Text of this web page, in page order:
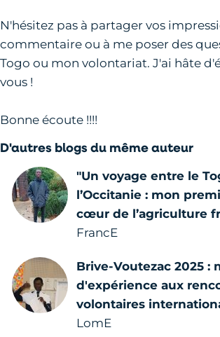
N'hésitez pas à partager vos
commentaire ou à me poser des
Togo ou mon volontariat. J'ai hâte
vous !
Bonne écoute !!!!
D'autres blogs du même auteur
"Un voyage entre le
l’Occitanie : mon
cœur de l’agriculture
FrancE
Brive-Voutezac 2025 :
d'expérience aux
volontaires
LomE